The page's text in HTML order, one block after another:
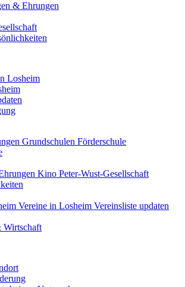
& Ehrungen
Losheim
Grundschulen Förderschule
Kino Peter-Wust-Gesellschaft
Vereine in Losheim Vereinsliste updaten
Wirtschaft